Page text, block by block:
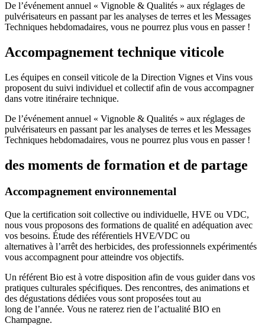
De l’événement annuel « Vignoble & Qualités » aux réglages de
pulvérisateurs en passant par les analyses de terres et les Messages
Techniques hebdomadaires, vous ne pourrez plus vous en passer !
Accompagnement technique viticole
Les équipes en conseil viticole de la Direction Vignes et Vins vous
proposent du suivi individuel et collectif afin de vous accompagner
dans votre itinéraire technique.
De l’événement annuel « Vignoble & Qualités » aux réglages de
pulvérisateurs en passant par les analyses de terres et les Messages
Techniques hebdomadaires, vous ne pourrez plus vous en passer !
des moments de formation et de partage
Accompagnement environnemental
Que la certification soit collective ou individuelle, HVE ou VDC,
nous vous proposons des formations de qualité en adéquation avec
vos besoins. Étude des référentiels HVE/VDC ou
alternatives à l’arrêt des herbicides, des professionnels expérimentés
vous accompagnent pour atteindre vos objectifs.
Un référent Bio est à votre disposition afin de vous guider dans vos
pratiques culturales spécifiques. Des rencontres, des animations et
des dégustations dédiées vous sont proposées tout au
long de l’année. Vous ne raterez rien de l’actualité BIO en
Champagne.